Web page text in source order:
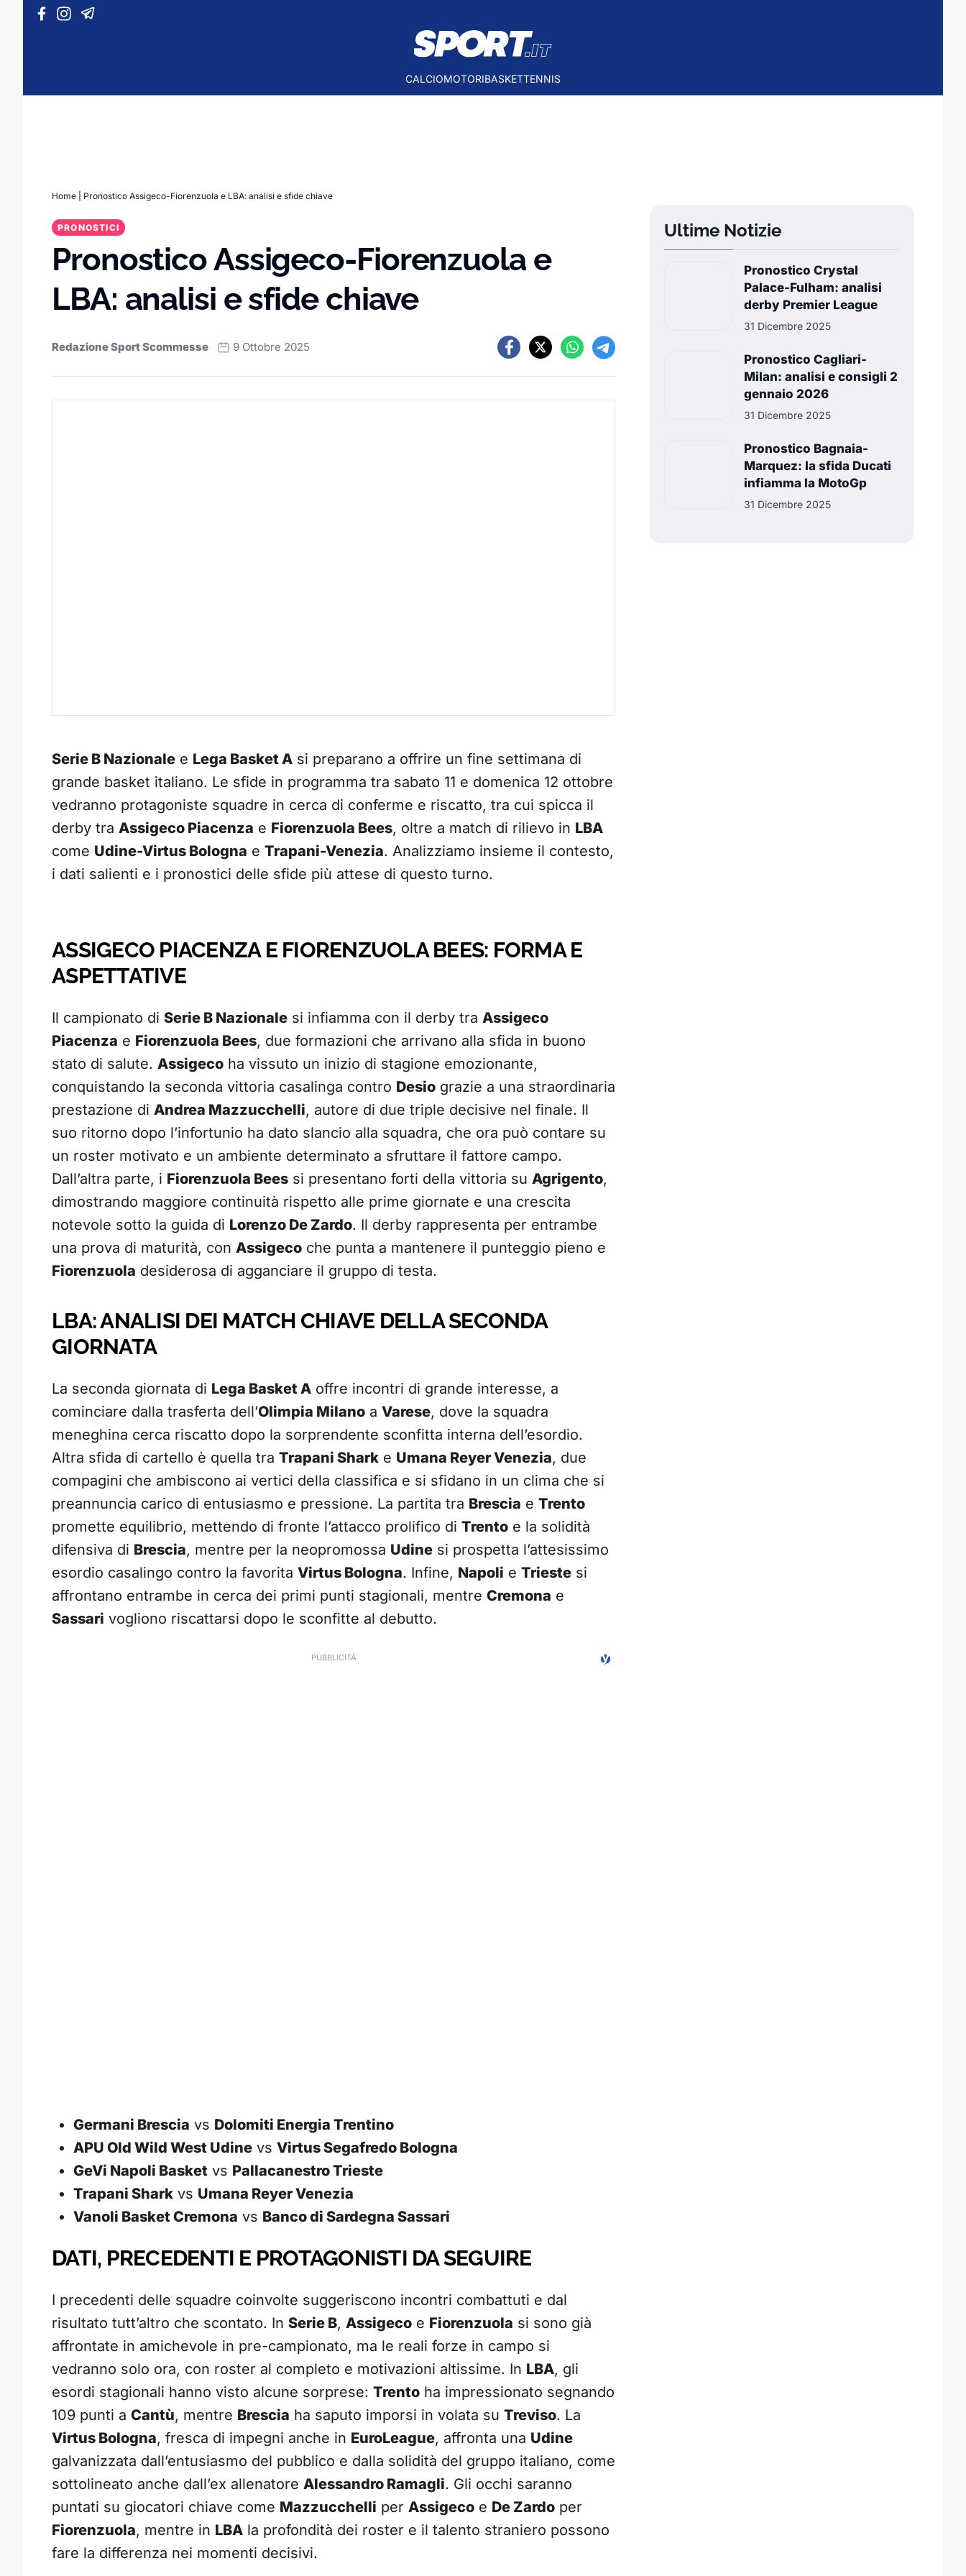
Vai al contenuto
CALCIOMOTORIBASKETTENNIS
Home Pronostico Assigeco-Fiorenzuola e LBA: analisi e sfide chiave
PRONOSTICI
Pronostico Assigeco-Fiorenzuola e
LBA: analisi e sfide chiave
Redazione Sport Scommesse 9 Ottobre 2025
Serie B Nazionale e Lega Basket A si preparano a offrire un fine settimana di
grande basket italiano. Le sfide in programma tra sabato 11 e domenica 12 ottobre
vedranno protagoniste squadre in cerca di conferme e riscatto, tra cui spicca il
derby tra Assigeco Piacenza e Fiorenzuola Bees, oltre a match di rilievo in LBA
come Udine-Virtus Bologna e Trapani-Venezia. Analizziamo insieme il contesto,
i dati salienti e i pronostici delle sfide più attese di questo turno.
ASSIGECO PIACENZA E FIORENZUOLA BEES: FORMA E
ASPETTATIVE
Il campionato di Serie B Nazionale si infiamma con il derby tra Assigeco
Piacenza e Fiorenzuola Bees, due formazioni che arrivano alla sfida in buono
stato di salute. Assigeco ha vissuto un inizio di stagione emozionante,
conquistando la seconda vittoria casalinga contro Desio grazie a una straordinaria
prestazione di Andrea Mazzucchelli, autore di due triple decisive nel finale. Il
suo ritorno dopo l’infortunio ha dato slancio alla squadra, che ora può contare su
un roster motivato e un ambiente determinato a sfruttare il fattore campo.
Dall’altra parte, i Fiorenzuola Bees si presentano forti della vittoria su Agrigento,
dimostrando maggiore continuità rispetto alle prime giornate e una crescita
notevole sotto la guida di Lorenzo De Zardo. Il derby rappresenta per entrambe
una prova di maturità, con Assigeco che punta a mantenere il punteggio pieno e
Fiorenzuola desiderosa di agganciare il gruppo di testa.
LBA: ANALISI DEI MATCH CHIAVE DELLA SECONDA
GIORNATA
La seconda giornata di Lega Basket A offre incontri di grande interesse, a
cominciare dalla trasferta dell’Olimpia Milano a Varese, dove la squadra
meneghina cerca riscatto dopo la sorprendente sconfitta interna dell’esordio.
Altra sfida di cartello è quella tra Trapani Shark e Umana Reyer Venezia, due
compagini che ambiscono ai vertici della classifica e si sfidano in un clima che si
preannuncia carico di entusiasmo e pressione. La partita tra Brescia e Trento
promette equilibrio, mettendo di fronte l’attacco prolifico di Trento e la solidità
difensiva di Brescia, mentre per la neopromossa Udine si prospetta l’attesissimo
esordio casalingo contro la favorita Virtus Bologna. Infine, Napoli e Trieste si
affrontano entrambe in cerca dei primi punti stagionali, mentre Cremona e
Sassari vogliono riscattarsi dopo le sconfitte al debutto.
Germani Brescia vs Dolomiti Energia Trentino
APU Old Wild West Udine vs Virtus Segafredo Bologna
GeVi Napoli Basket vs Pallacanestro Trieste
Trapani Shark vs Umana Reyer Venezia
Vanoli Basket Cremona vs Banco di Sardegna Sassari
DATI, PRECEDENTI E PROTAGONISTI DA SEGUIRE
I precedenti delle squadre coinvolte suggeriscono incontri combattuti e dal
risultato tutt’altro che scontato. In Serie B, Assigeco e Fiorenzuola si sono già
affrontate in amichevole in pre-campionato, ma le reali forze in campo si
vedranno solo ora, con roster al completo e motivazioni altissime. In LBA, gli
esordi stagionali hanno visto alcune sorprese: Trento ha impressionato segnando
109 punti a Cantù, mentre Brescia ha saputo imporsi in volata su Treviso. La
Virtus Bologna, fresca di impegni anche in EuroLeague, affronta una Udine
galvanizzata dall’entusiasmo del pubblico e dalla solidità del gruppo italiano, come
sottolineato anche dall’ex allenatore Alessandro Ramagli. Gli occhi saranno
puntati su giocatori chiave come Mazzucchelli per Assigeco e De Zardo per
Fiorenzuola, mentre in LBA la profondità dei roster e il talento straniero possono
fare la differenza nei momenti decisivi.
Ultime Notizie
Pronostico Crystal
Palace-Fulham: analisi
derby Premier League
31 Dicembre 2025
Pronostico Cagliari-
Milan: analisi e consigli 2
gennaio 2026
31 Dicembre 2025
Pronostico Bagnaia-
Marquez: la sfida Ducati
infiamma la MotoGp
31 Dicembre 2025